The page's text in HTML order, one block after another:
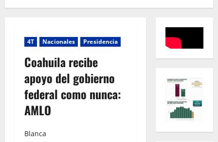
4T Nacionales Presidencia
Coahuila recibe
apoyo del gobierno
federal como nunca:
AMLO
Blanca